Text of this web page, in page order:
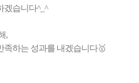
겠습니다^_^
,
족하는 성과를 내겠습니다🥇